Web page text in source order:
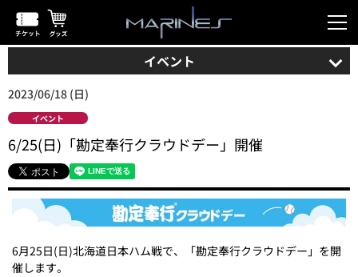
イベント
2023/06/18 (日)
イベント
6/25(日)「勘定奉行クラウドデー」開催
6月25日(日)北海道日本ハム戦で、「勘定奉行クラウドデー」を開
催します。